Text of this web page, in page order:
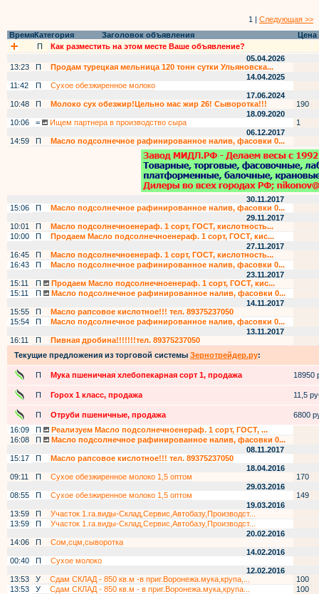
1 | Следующая >>
ВремяКатегория Заголовок объявления
Цена
П
Как разместить на этом месте Ваше объявление?
05.04.2026
13:23
П
Продам турецкая мельница 120 тонн сутки Ульяновска...
14.04.2025
11:42
П
Сухое обезжиренное молоко
17.06.2024
10:48
П Молоко сух обезжир!Цельно мас жир 26! Сыворотка!!!
190
18.09.2020
10:06
= Ищем партнера в производство сыра
1
06.12.2017
14:59
П Масло подсолнечное рафинированное налив, фасовки 0...
30.11.2017
15:06
П
Масло подсолнечное рафинированное налив, фасовки 0...
29.11.2017
10:01
П
Масло подсолнечноенераф. 1 сорт, ГОСТ, кислотность...
10:00
П
Продаем Масло подсолнечноенераф. 1 сорт, ГОСТ, кис...
27.11.2017
16:45
П
Масло подсолнечноенераф. 1 сорт, ГОСТ, кислотность...
16:43
П
Масло подсолнечное рафинированное налив, фасовки 0...
23.11.2017
15:11
П
Продаем Масло подсолнечноенераф. 1 сорт, ГОСТ, кис...
15:11
П
Масло подсолнечное рафинированное налив, фасовки 0...
14.11.2017
15:55
П
Масло рапсовое кислотное!!! тел. 89375237050
15:54
П
Масло подсолнечное рафинированное налив, фасовки 0...
13.11.2017
16:11
П
Пивная дробина!!!!!!!тел. 89375237050
Текущие предложения из торговой системы Зернотрейдер.ру:
П Мука пшеничная хлебопекарная сорт 1, продажа 18950
П Горох 1 класс, продажа 11,5
П Отруби пшеничные, продажа
6800
16:09
П
Реализуем Масло подсолнечноенераф. 1 сорт, ГОСТ, ...
16:08
П
Масло подсолнечное рафинированное налив, фасовки 0...
08.11.2017
15:17
П
Масло рапсовое кислотное!!! тел. 89375237050
18.04.2016
09:11
П Сухое обезжиренное молоко 1,5 оптом
170
29.03.2016
08:55
П Сухое обезжиренное молоко 1,5 оптом
149
19.03.2016
13:59
П
Участок 1.га.виды-Склад,Сервис,Автобазу,Производст...
13:59
П
Участок 1.га.виды-Склад,Сервис,Автобазу,Производст...
20.02.2016
14:06
П
Сом,сцм,сыворотка
14.02.2016
00:40
П
Сухое молоко
12.02.2016
13:53
У Сдам СКЛАД - 850 кв.м -в приг.Воронежа.мука,крупа,...
100
13:53
У Сдам СКЛАД - 850 кв.м - в приг.Воронежа.мука,крупа...
100